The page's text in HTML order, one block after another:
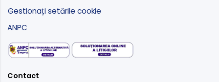
Gestionați setările cookie
ANPC
Contact